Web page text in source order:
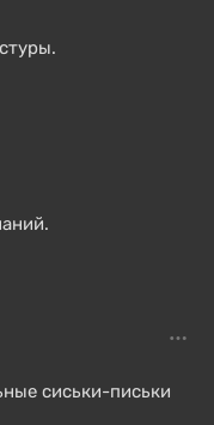
сиськи-письки